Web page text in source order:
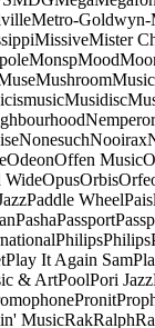
Metro-Goldwyn-
MissiveMister
MonspMood
Mushroom
Musidisc
Nemperor
NonesuchNooirax
OdeonOffen Music
WideOpusOrbis
Paddle Wheel
PashaPassport
PhilipsPhilips
Play It Again Sam
& ArtPoolPori Jazz
Pronit
MusicRakRalph